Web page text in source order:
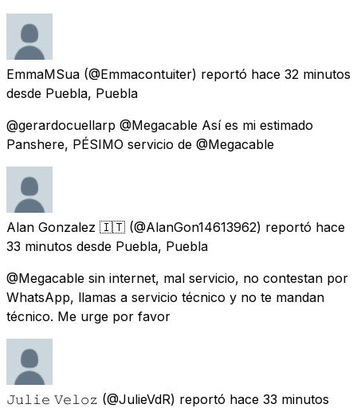
EmmaMSua (@Emmacontuiter) reportó hace 32 minutos
desde Puebla, Puebla
@gerardocuellarp @Megacable Así es mi estimado
Panshere, PÉSIMO servicio de @Megacable
Alan Gonzalez 🇮🇹 (@AlanGon14613962) reportó hace
33 minutos desde Puebla, Puebla
@Megacable sin internet, mal servicio, no contestan por
WhatsApp, llamas a servicio técnico y no te mandan
técnico. Me urge por favor
𝙹𝚞𝚕𝚒𝚎 𝚅𝚎𝚕𝚘𝚣 (@JulieVdR) reportó hace 33 minutos